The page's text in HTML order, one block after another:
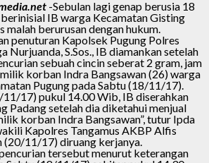
-Sebulan lagi genap berusia 18
IB warga Kecamatan Gisting
malah berurusan dengan hukum.
penuturan Kapolsek Pugung Polres
Nurjuanda, S.Sos., IB diamankan setelah
sebuah cincin seberat 2 gram, jam
korban Indra Bangsawan (26) warga
Pugung pada Sabtu (18/11/17).
17) pukul 14.00 Wib, IB diserahkan
Padang setelah dia diketahui menjual
korban Indra Bangsawan”, tutur Ipda
Kapolres Tangamus AKBP Alfis
(20/11/17) diruang kerjanya.
tersebut menurut keterangan